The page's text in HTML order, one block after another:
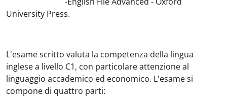
University Press.
L'esame scritto valuta la competenza della lingua
inglese a livello C1, con particolare attenzione al
linguaggio accademico ed economico. L'esame si
compone di quattro parti: